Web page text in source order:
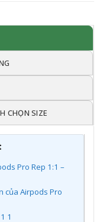
CHỌN SIZE
Pro Rep 1:1 –
của Airpods Pro
1